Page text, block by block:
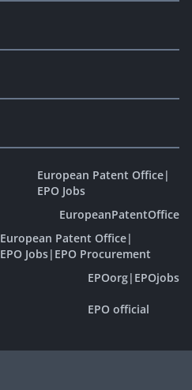
European Patent Office|
EPO Jobs
EuropeanPatentOffice
European Patent Office|
EPO Jobs| EPO Procurement
EPOorg| EPOjobs
EPO official